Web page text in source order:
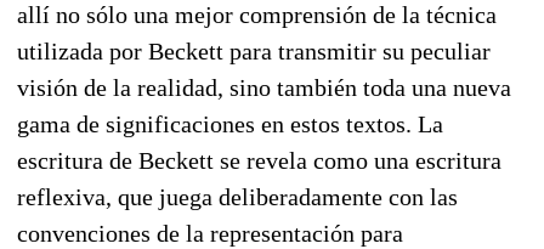
allí no sólo una mejor comprensión de la técnica
utilizada por Beckett para transmitir su peculiar
visión de la realidad, sino también toda una nueva
gama de significaciones en estos textos. La
escritura de Beckett se revela como una escritura
reflexiva, que juega deliberadamente con las
convenciones de la representación para